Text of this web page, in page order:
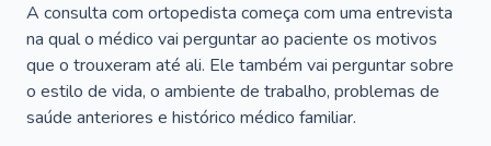
A consulta com ortopedista começa com uma entrevista
na qual o médico vai perguntar ao paciente os motivos
que o trouxeram até ali. Ele também vai perguntar sobre
o estilo de vida, o ambiente de trabalho, problemas de
saúde anteriores e histórico médico familiar.